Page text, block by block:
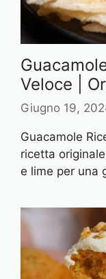
Veloce |
Giugno 19,
Guacamole
ricetta
e lime per una